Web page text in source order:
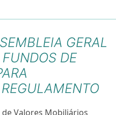
GERAL
DE
Valores Mobiliários